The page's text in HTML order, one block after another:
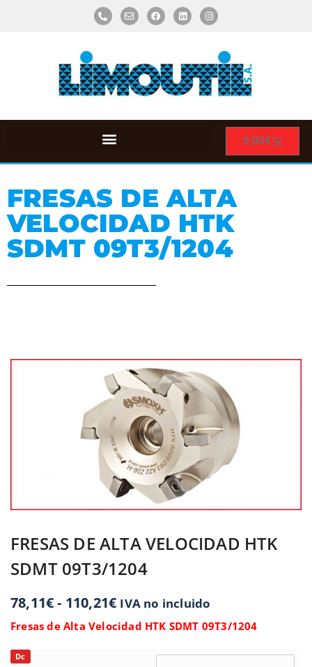
0,00€
FRESAS DE ALTA
VELOCIDAD HTK
SDMT 09T3/1204
FRESAS DE ALTA VELOCIDAD HTK
SDMT 09T3/1204
78,11€ - 110,21€ IVA no incluido
Fresas de Alta Velocidad HTK SDMT 09T3/1204
Dc